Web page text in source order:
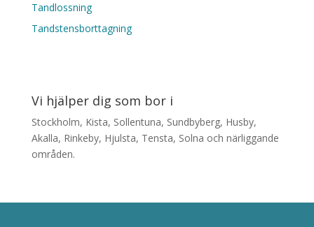
Tandlossning
Tandstensborttagning
Vi hjälper dig som bor i
Stockholm, Kista, Sollentuna, Sundbyberg, Husby,
Akalla, Rinkeby, Hjulsta, Tensta, Solna och närliggande
områden.